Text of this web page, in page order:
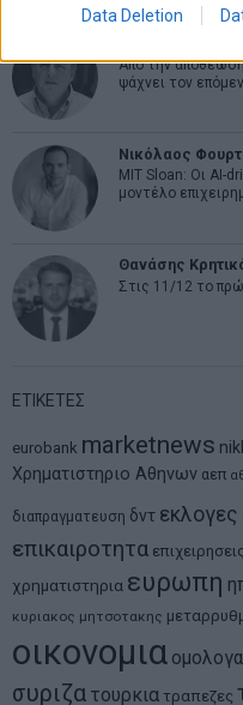
Data Deletion
Από την
ψάχνει τον
Νικόλαος
MIT Sloan: Οι AI-
μοντέλο
Θανάσης
Στις 11/12 το
ΕΤΙΚΕΤΕΣ
eurobank marketnews
Χρηματιστηριο Αθηνων αεπ
διαπραγματευση δντ εκλογες
επικαιροτητα επιχειρησεις
χρηματιστηρια ευρωπη
κυριακος μητσοτακης
οικονομια ομολογα
συριζα τουρκια τραπεζες